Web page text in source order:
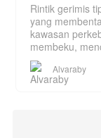
Rintik gerimis
yang
kawasan
membeku,
Alvaraby